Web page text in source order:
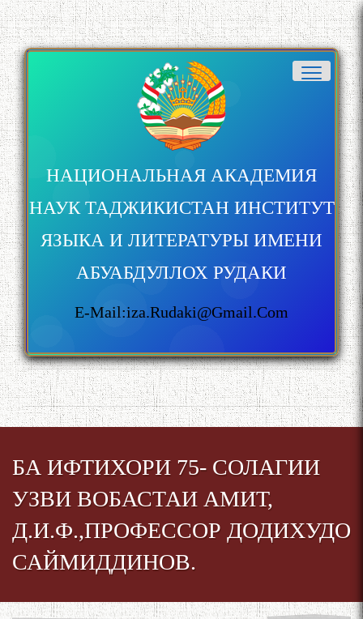
НАЦИОНАЛЬНАЯ АКАДЕМИЯ
НАУК ТАДЖИКИСТАН ИНСТИТУТ
ЯЗЫКА И ЛИТЕРАТУРЫ ИМЕНИ
АБУАБДУЛЛОХ РУДАКИ
E-Mail:iza.rudaki@gmail.com
БА ИФТИХОРИ 75- СОЛАГИИ
УЗВИ ВОБАСТАИ АМИТ,
Д.И.Ф.,ПРОФЕССОР ДОДИХУДО
САЙМИДДИНОВ.